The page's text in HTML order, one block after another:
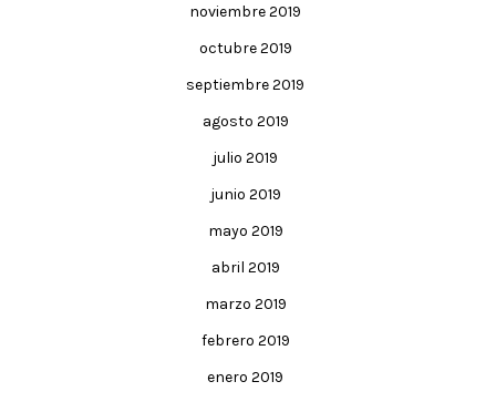
noviembre 2019
octubre 2019
septiembre 2019
agosto 2019
julio 2019
junio 2019
mayo 2019
abril 2019
marzo 2019
febrero 2019
enero 2019